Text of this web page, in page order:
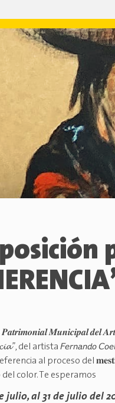
𝑷𝒂𝒕𝒓𝒊𝒎𝒐𝒏𝒊𝒂𝒍 𝑴𝒖𝒏𝒊𝒄𝒊𝒑𝒂𝒍
del artista 𝘍𝘦𝘳𝘯𝘢𝘯𝘥𝘰
al proceso del
del color. Te esperamos
julio, al 31 de julio del